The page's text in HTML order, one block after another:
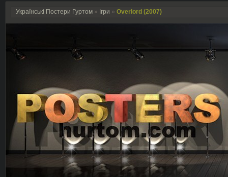
Українські Постери Гуртом » Ігри » Overlord (2007)